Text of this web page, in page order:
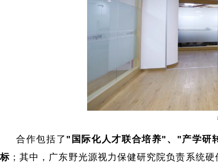
合作包括了 " 国际化人才联合培养" 、 "产学研
标 ；其中，广东野光源视力保健研究院负责系统